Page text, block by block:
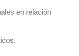
en relación